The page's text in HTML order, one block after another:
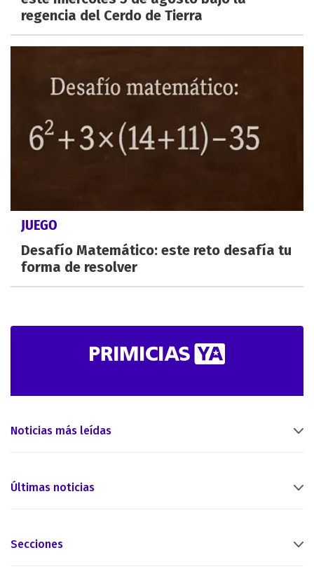
regencia del Cerdo de Tierra
JUEGO
Desafío Matemático: este reto desafía tu
forma de resolver
Noticias más leídas
Últimas noticias
Secciones